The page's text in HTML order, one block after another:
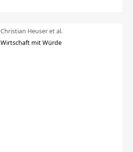
Christian Heuser et al.
Wirtschaft mit Würde